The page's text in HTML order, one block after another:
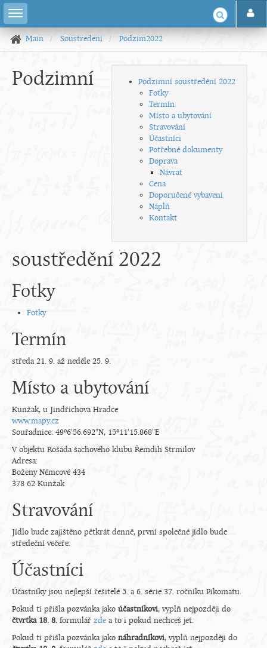
Main Soustredeni Podzim2022
Podzimní soustředění 2022
Fotky
Termín
Místo a ubytování
Stravování
Účastníci
Potřebné dokumenty
Doprava
Návrat
Cena
Doporučené vybavení
Náplň
Kontakt
Podzimní
soustředění 2022
Fotky
Fotky
Termín
středa 21. 9. až neděle 25. 9.
Místo a ubytování
Kunžak, u Jindřichova Hradce
www.mapy.cz
Souřadnice: 49°6'56.692"N, 15°11'15.868"E
V objektu Rošáda šachového klubu Řemdih Strmilov
Adresa:
Boženy Němcové 434
378 62 Kunžak
Stravování
Jídlo bude zajištěno pětkrát denně, první společné jídlo bude
středeční večeře.
Účastníci
Účastníky jsou nejlepší řešitelé 5. a 6. série 37. ročníku Pikomatu.
Pokud ti přišla pozvánka jako účastníkovi, vyplň nejpozději do
čtvrtka 18. 8. formulář zde a to i pokud nechceš jet.
Pokud ti přišla pozvánka jako náhradníkovi, vyplň nejpozději do